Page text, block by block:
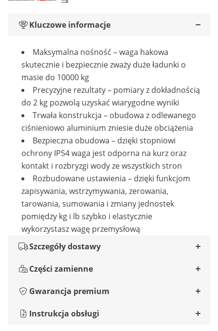
Kluczowe informacje
Maksymalna nośność – waga hakowa
skutecznie i bezpiecznie zważy duże ładunki o
masie do 10000 kg
Precyzyjne rezultaty – pomiary z dokładnością
do 2 kg pozwolą uzyskać wiarygodne wyniki
Trwała konstrukcja – obudowa z odlewanego
ciśnieniowo aluminium zniesie duże obciążenia
Bezpieczna obudowa – dzięki stopniowi
ochrony IP54 waga jest odporna na kurz oraz
kontakt i rozbryzgi wody ze wszystkich stron
Rozbudowane ustawienia – dzięki funkcjom
zapisywania, wstrzymywania, zerowania,
tarowania, sumowania i zmiany jednostek
pomiędzy kg i lb szybko i elastycznie
wykorzystasz wagę przemysłową
Szczegóły dostawy
Części zamienne
Gwarancja premium
Instrukcja obsługi